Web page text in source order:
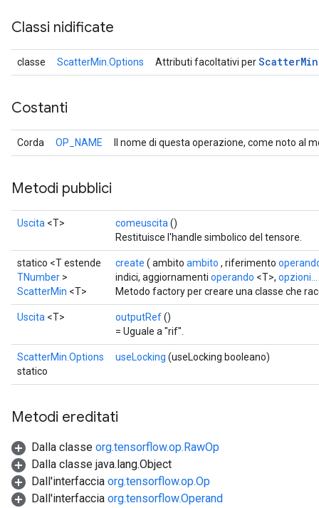
Classi nidificate
classe ScatterMin.Options Attributi facoltativi perScatterMin
Costanti
Corda OP_NAME Il nome di questa operazione, come noto al
Metodi pubblici
Uscita <T> comeuscita()
Restituisce l'handle simbolico del tensore.
statico <T estende
TNumber >
ScatterMin <T>
create ( ambito ambito , riferimento
indici, aggiornamenti operando <T>, opzioni...
Metodo factory per creare una classe che
Uscita <T> outputRef()
= Uguale a "rif".
ScatterMin.Options
statico
useLocking (useLocking booleano)
Metodi ereditati
Dalla classe org.tensorflow.op.RawOp
Dalla classe java.lang.Object
Dall'interfaccia org.tensorflow.op.Op
Dall'interfaccia org.tensorflow.Operand